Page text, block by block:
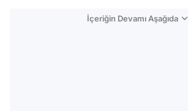
İçeriğin Devamı Aşağıda